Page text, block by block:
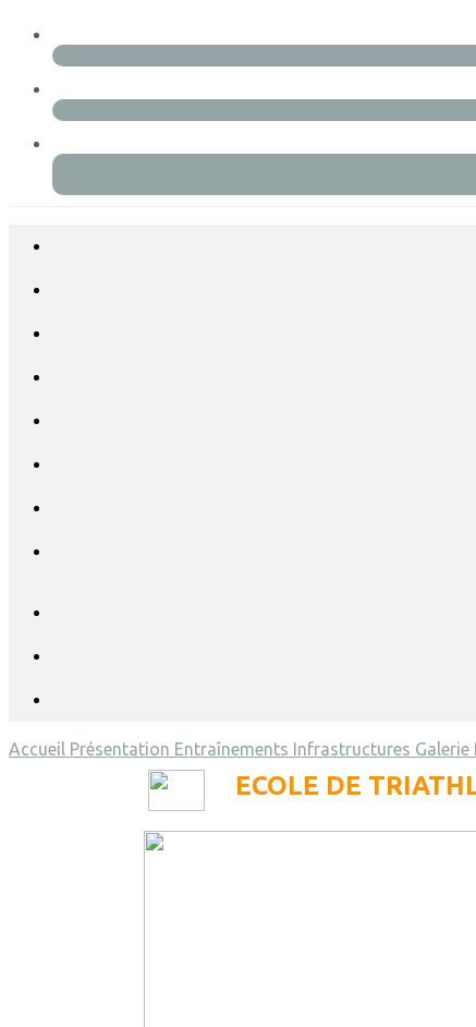
Accueil Présentation Entraînements Infrastructures Galerie
ECOLE DE